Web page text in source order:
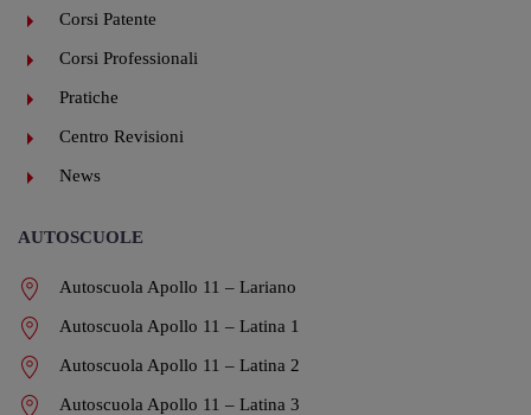
Corsi Patente
Corsi Professionali
Pratiche
Centro Revisioni
News
AUTOSCUOLE
Autoscuola Apollo 11 – Lariano
Autoscuola Apollo 11 – Latina 1
Autoscuola Apollo 11 – Latina 2
Autoscuola Apollo 11 – Latina 3